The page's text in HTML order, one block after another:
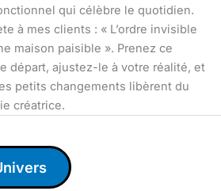
qui célèbre le quotidien.
à mes clients : « L’ordre invisible
maison paisible ». Prenez ce
départ, ajustez-le à votre réalité, et
petits changements libèrent du
créatrice.